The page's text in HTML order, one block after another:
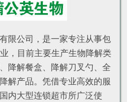
限公司，是一家专注从事包
，目前主要生产生物降解类
降解餐盒、降解刀叉勺、全
解产品。凭借专业高效的服
内大型连锁超市所广泛使